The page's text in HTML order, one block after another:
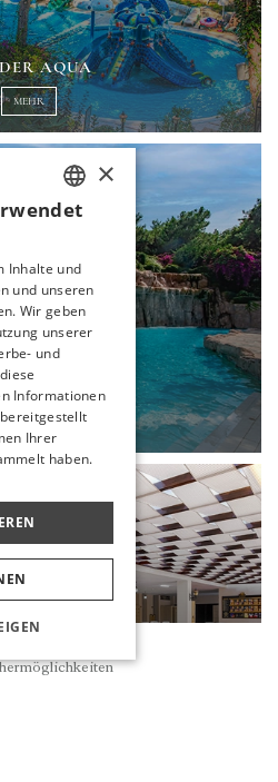
AQUA
MEHR
POOL
MEHR
TURKISH
GERMAN
RUSSIAN
×
Inhalte und
und unseren
Wir geben
unserer
und
Informationen
Ihrer
haben.